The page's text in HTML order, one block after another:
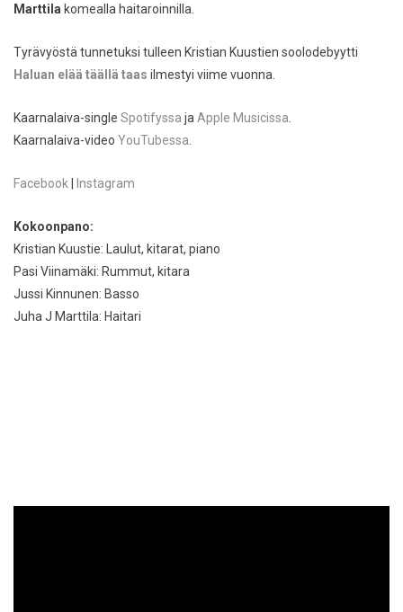
Marttila komealla haitaroinnilla.
Tyrävyöstä tunnetuksi tulleen Kristian Kuustien soolodebyytti
Haluan elää täällä taas ilmestyi viime vuonna.
Kaarnalaiva-single Spotifyssa ja Apple Musicissa
Kaarnalaiva-video YouTubessa
Facebook Instagram
Kokoonpano:
Kristian Kuustie: Laulut, kitarat, piano
Pasi Viinamäki: Rummut, kitara
Jussi Kinnunen: Basso
Juha J Marttila: Haitari